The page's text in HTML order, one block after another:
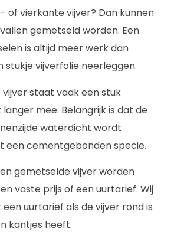
of vierkante vijver? Dan kunnen
gemetseld worden. Een
is altijd meer werk dan
stukje vijverfolie neerleggen.
staat vaak een stuk
mee. Belangrijk is dat de
waterdicht wordt
een cementgebonden specie.
gemetselde vijver worden
vaste prijs of een uurtarief. Wij
uurtarief als de vijver rond is
kantjes heeft.